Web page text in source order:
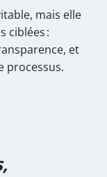
mais elle
ciblées :
et
processus.